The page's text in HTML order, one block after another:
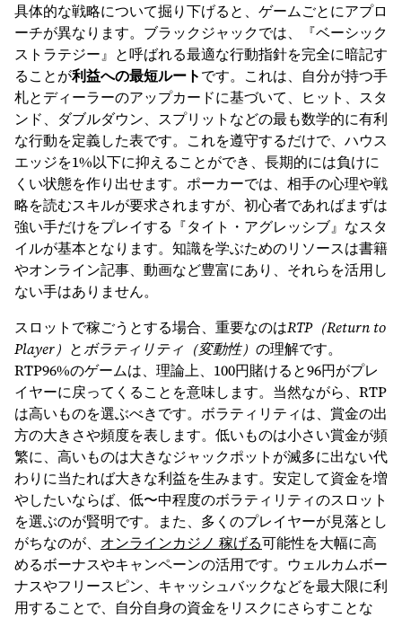
具体的な戦略について掘り下げると、ゲームごとにアプロ
ーチが異なります。ブラックジャックでは、『ベーシック
ストラテジー』と呼ばれる最適な行動指針を完全に暗記す
ることが利益への最短ルートです。これは、自分が持つ手
札とディーラーのアップカードに基づいて、ヒット、スタ
ンド、ダブルダウン、スプリットなどの最も数学的に有利
な行動を定義した表です。これを遵守するだけで、ハウス
エッジを1%以下に抑えることができ、長期的には負けに
くい状態を作り出せます。ポーカーでは、相手の心理や戦
略を読むスキルが要求されますが、初心者であればまずは
強い手だけをプレイする『タイト・アグレッシブ』なスタ
イルが基本となります。知識を学ぶためのリソースは書籍
やオンライン記事、動画など豊富にあり、それらを活用し
ない手はありません。
スロットで稼ごうとする場合、重要なのはRTP（Return to
Player） とボラティリティ（変動性） の理解です。
RTP96%のゲームは、理論上、100円賭けると96円がプレ
イヤーに戻ってくることを意味します。当然ながら、RTP
は高いものを選ぶべきです。ボラティリティは、賞金の出
方の大きさや頻度を表します。低いものは小さい賞金が頻
繁に、高いものは大きなジャックポットが滅多に出ない代
わりに当たれば大きな利益を生みます。安定して資金を増
やしたいならば、低〜中程度のボラティリティのスロット
を選ぶのが賢明です。また、多くのプレイヤーが見落とし
がちなのが、 オンラインカジノ 稼げる可能性を大幅に高
めるボーナスやキャンペーンの活用です。ウェルカムボー
ナスやフリースピン、キャッシュバックなどを最大限に利
用することで、自分自身の資金をリスクにさらすことな